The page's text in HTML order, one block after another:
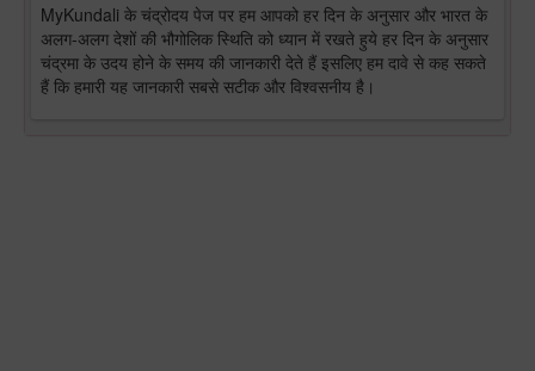
MyKundali के चंद्रोदय पेज पर हम आपको हर दिन के अनुसार और भारत के
अलग-अलग देशों की भौगोलिक स्थिति को ध्यान में रखते हुये हर दिन के अनुसार
चंद्रमा के उदय होने के समय की जानकारी देते हैं इसलिए हम दावे से कह सकते
हैं कि हमारी यह जानकारी सबसे सटीक और विश्वसनीय है।